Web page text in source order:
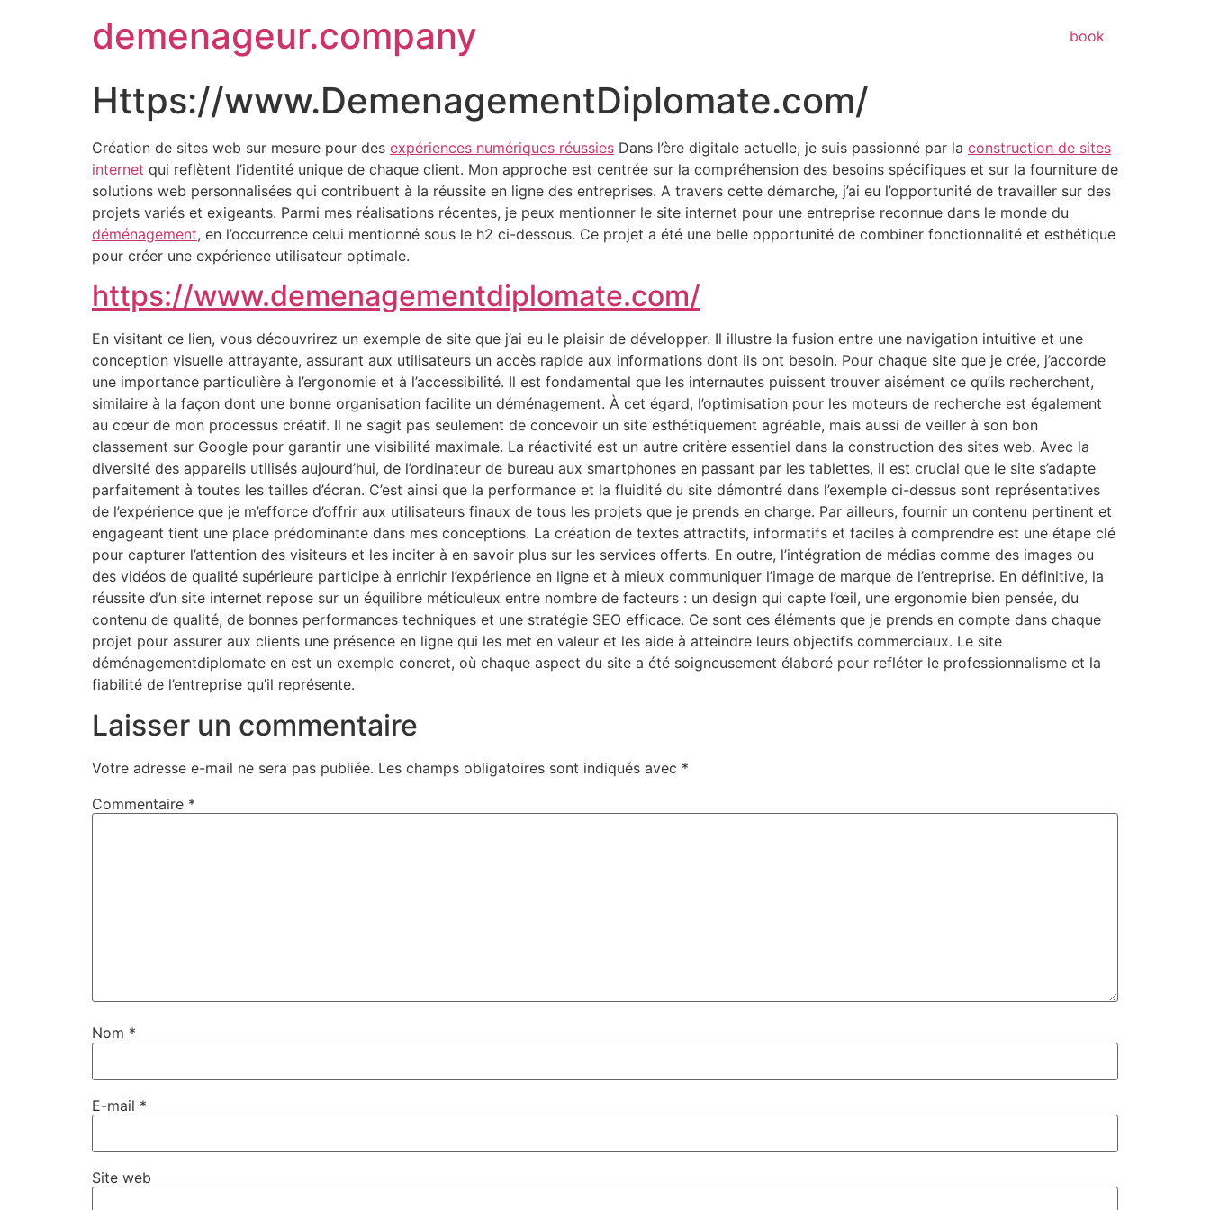
demenageur.company book
Https://www.DemenagementDiplomate.com/
Création de sites web sur mesure pour des expériences numériques réussies Dans l’ère digitale actuelle, je suis passionné par la construction de sites
internet qui reflètent l’identité unique de chaque client. Mon approche est centrée sur la compréhension des besoins spécifiques et sur la fourniture de
solutions web personnalisées qui contribuent à la réussite en ligne des entreprises. A travers cette démarche, j’ai eu l’opportunité de travailler sur des
projets variés et exigeants. Parmi mes réalisations récentes, je peux mentionner le site internet pour une entreprise reconnue dans le monde du
déménagement, en l’occurrence celui mentionné sous le h2 ci-dessous. Ce projet a été une belle opportunité de combiner fonctionnalité et esthétique
pour créer une expérience utilisateur optimale.
https://www.demenagementdiplomate.com/
En visitant ce lien, vous découvrirez un exemple de site que j’ai eu le plaisir de développer. Il illustre la fusion entre une navigation intuitive et une
conception visuelle attrayante, assurant aux utilisateurs un accès rapide aux informations dont ils ont besoin. Pour chaque site que je crée, j’accorde
une importance particulière à l’ergonomie et à l’accessibilité. Il est fondamental que les internautes puissent trouver aisément ce qu’ils recherchent,
similaire à la façon dont une bonne organisation facilite un déménagement. À cet égard, l’optimisation pour les moteurs de recherche est également
au cœur de mon processus créatif. Il ne s’agit pas seulement de concevoir un site esthétiquement agréable, mais aussi de veiller à son bon
classement sur Google pour garantir une visibilité maximale. La réactivité est un autre critère essentiel dans la construction des sites web. Avec la
diversité des appareils utilisés aujourd’hui, de l’ordinateur de bureau aux smartphones en passant par les tablettes, il est crucial que le site s’adapte
parfaitement à toutes les tailles d’écran. C’est ainsi que la performance et la fluidité du site démontré dans l’exemple ci-dessus sont représentatives
de l’expérience que je m’efforce d’offrir aux utilisateurs finaux de tous les projets que je prends en charge. Par ailleurs, fournir un contenu pertinent et
engageant tient une place prédominante dans mes conceptions. La création de textes attractifs, informatifs et faciles à comprendre est une étape clé
pour capturer l’attention des visiteurs et les inciter à en savoir plus sur les services offerts. En outre, l’intégration de médias comme des images ou
des vidéos de qualité supérieure participe à enrichir l’expérience en ligne et à mieux communiquer l’image de marque de l’entreprise. En définitive, la
réussite d’un site internet repose sur un équilibre méticuleux entre nombre de facteurs : un design qui capte l’œil, une ergonomie bien pensée, du
contenu de qualité, de bonnes performances techniques et une stratégie SEO efficace. Ce sont ces éléments que je prends en compte dans chaque
projet pour assurer aux clients une présence en ligne qui les met en valeur et les aide à atteindre leurs objectifs commerciaux. Le site
déménagementdiplomate en est un exemple concret, où chaque aspect du site a été soigneusement élaboré pour refléter le professionnalisme et la
fiabilité de l’entreprise qu’il représente.
Laisser un commentaire
Votre adresse e-mail ne sera pas publiée. Les champs obligatoires sont indiqués avec *
Commentaire *
Nom *
E-mail *
Site web